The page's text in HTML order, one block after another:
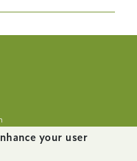
your user